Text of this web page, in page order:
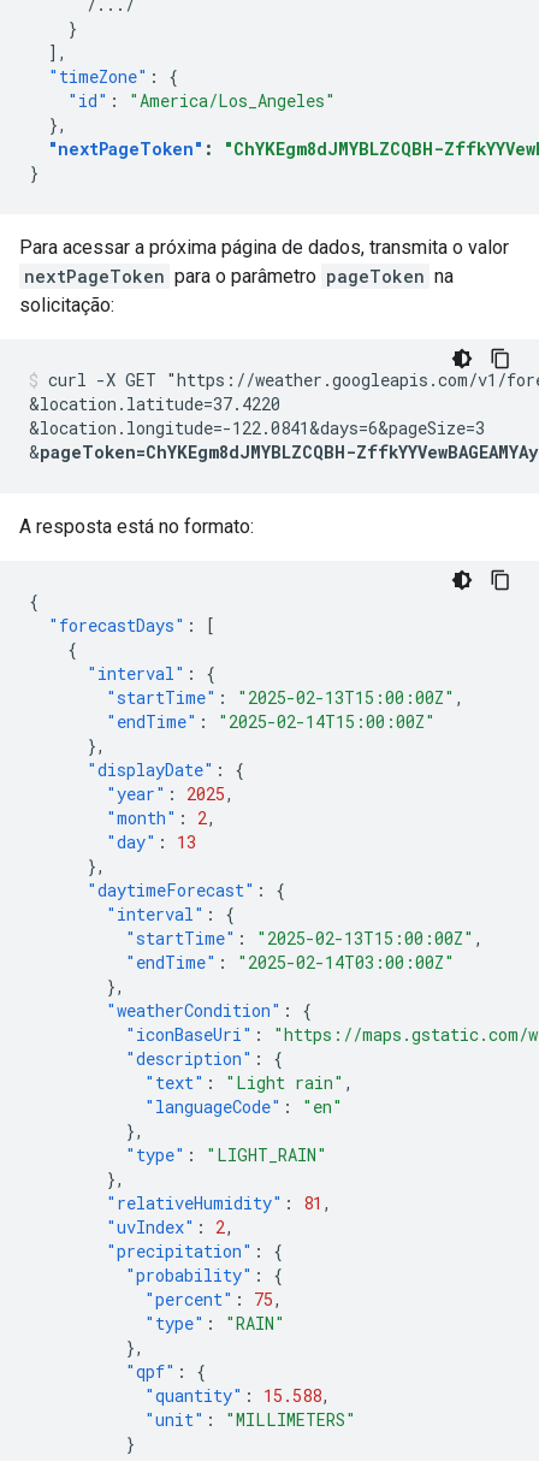
}
],
"timeZone" :
{
"id" :
"America/Los_Angeles"
},
"nextPageToken" :
"ChYKEgm8dJMYBLZCQBH-
}
Para acessar a próxima página de dados, transmita o valor
nextPageToken para o parâmetro pageToken na
solicitação:
curl -X GET "https://weather.googleapis.com/v1/
&location.latitude=37.4220
&location.longitude=-122.0841&days=6&pageSize=3
&pageToken=ChYKEgm8dJMYBLZCQBH-
A resposta está no formato:
{
"forecastDays" :
[
{
"interval" :
{
"startTime" : "2025-02-13T15:00:00Z" ,
"endTime" :
"2025-02-14T15:00:00Z"
},
"displayDate" :
{
"year" : 2025,
"month" : 2,
"day" :
13
},
"daytimeForecast" :
{
"interval" :
{
"startTime" : "2025-02-13T15:00:00Z" ,
"endTime" :
"2025-02-14T03:00:00Z"
},
"weatherCondition" :
{
"iconBaseUri" :
"https://maps.gstatic.com/
"description" :
{
"text" : "Light rain" ,
"languageCode" :
"en"
},
"type" :
"LIGHT_RAIN"
},
"relativeHumidity" : 81 ,
"uvIndex" : 2,
"precipitation" :
{
"probability" :
{
"percent" : 75,
"type" :
"RAIN"
},
"qpf" :
{
"quantity" : 15.588,
"unit" :
"MILLIMETERS"
}